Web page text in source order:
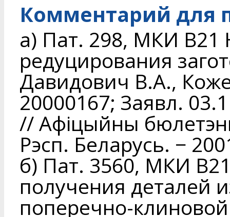
Комментарий для
а) Пат. 298, МКИ В21
редуцирования
Давидович В.А.,
20000167; Заявл.
// Афiцыйны
Рэсп. Беларусь. −
б) Пат. 3560, МКИ
получения деталей
поперечно-